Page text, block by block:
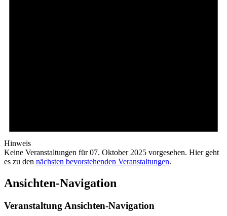
Hinweis
Keine Veranstaltungen für 07. Oktober 2025 vorgesehen. Hier geht
es zu den nächsten bevorstehenden Veranstaltungen.
Ansichten-Navigation
Veranstaltung Ansichten-Navigation